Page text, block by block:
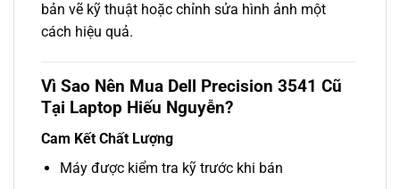
bản vẽ kỹ thuật hoặc chỉnh sửa hình ảnh một
cách hiệu quả.
Vì Sao Nên Mua Dell Precision 3541 Cũ
Tại Laptop Hiếu Nguyễn?
Cam Kết Chất Lượng
Máy được kiểm tra kỹ trước khi bán